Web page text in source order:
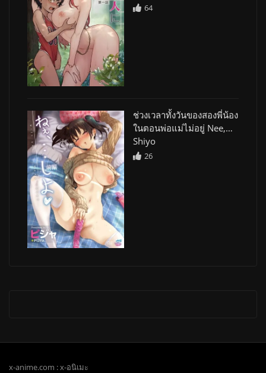
64
ช่วงเวลาทั้งวันของสองพี่น้อง
ในตอนพ่อแม่ไม่อยู่ Nee,…
Shiyo
26
x-anime.com : x-อนิเมะ